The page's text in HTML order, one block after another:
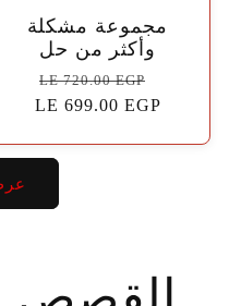
مجموعة مشكلة
وأكثر من حل
السعر
الاعتيادي
LE 720.00 EGP
البيعLE 699.00 EGP